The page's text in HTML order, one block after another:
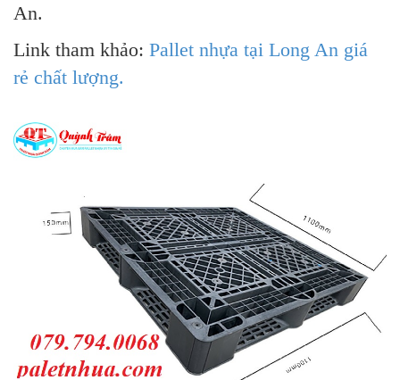
An.
Link tham khảo: Pallet nhựa tại Long An giá
rẻ chất lượng.